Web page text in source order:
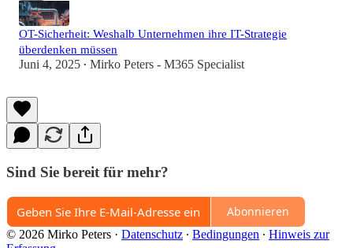
OT-Sicherheit: Weshalb Unternehmen ihre IT-Strategie
überdenken müssen
Juni 4, 2025 • Mirko Peters - M365 Specialist
Sind Sie bereit für mehr?
Abonnieren
© 2026 Mirko Peters · Datenschutz ∙ Bedingungen ∙ Hinweis zur